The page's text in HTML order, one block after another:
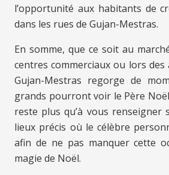
l’opportunité aux habitants de
dans les rues de Gujan-Mestras.
En somme, que ce soit au
centres commerciaux ou lors des
Gujan-Mestras regorge de
grands pourront voir le Père
reste plus qu’à vous renseigner
lieux précis où le célèbre
afin de ne pas manquer cette
magie de Noël.